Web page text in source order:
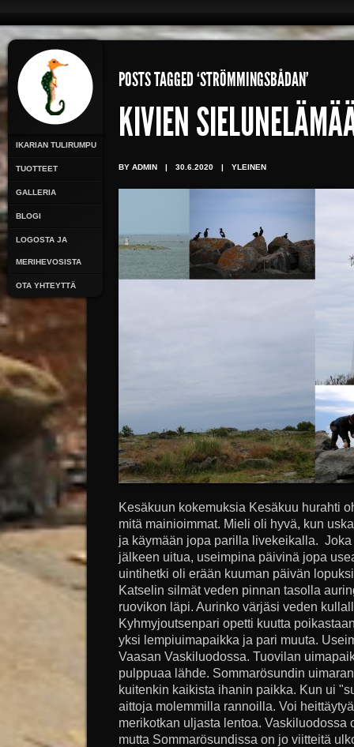
IKARIAN TULIRUMPU
TUOTTEET
GALLERIA
BLOGI
LOGOSTA JA
MERIHEVOSISTA
OTA YHTEYTTÄ
POSTS TAGGED ‘STRÖMMINGSBÅDAN’
KIVIEN
BY ADMIN | 30.6.2020 | YLEINEN
Kesäkuun kokemuksia Kesäkuu hurahti
mitä mainioimmat. Mieli oli hyvä, kun
ja käymään jopa parilla livekeikalla.
jälkeen uitua, useimpina päivinä jopa
uintihetki oli erään kuuman päivän
Katselin silmät veden pinnan tasolla
ruovikon läpi. Aurinko värjäsi veden
Kyhmyjoutsenpari opetti kuutta
yksi lempiuimapaikka ja pari muuta.
Vaasan Vaskiluodossa. Tuovilan
pulppuaa lähde. Sommarösundin
kuitenkin kaikista ihanin paikka. Kun ui
aittoja molemmilla rannoilla. Voi
merikotkan uljasta lentoa. Vaskiluodossa
mutta Sommarösundissa on jo viitteitä